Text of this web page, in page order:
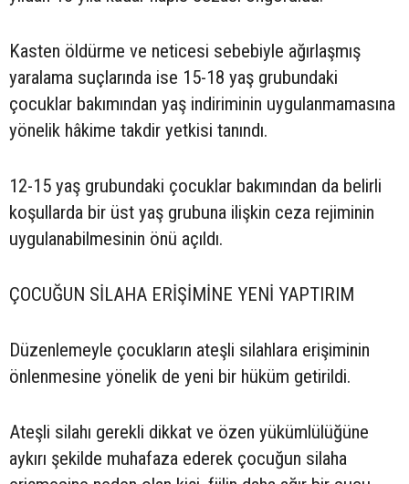
Kasten öldürme ve neticesi sebebiyle ağırlaşmış
yaralama suçlarında ise 15-18 yaş grubundaki
çocuklar bakımından yaş indiriminin uygulanmamasına
yönelik hâkime takdir yetkisi tanındı.
12-15 yaş grubundaki çocuklar bakımından da belirli
koşullarda bir üst yaş grubuna ilişkin ceza rejiminin
uygulanabilmesinin önü açıldı.
ÇOCUĞUN SİLAHA ERİŞİMİNE YENİ YAPTIRIM
Düzenlemeyle çocukların ateşli silahlara erişiminin
önlenmesine yönelik de yeni bir hüküm getirildi.
Ateşli silahı gerekli dikkat ve özen yükümlülüğüne
aykırı şekilde muhafaza ederek çocuğun silaha